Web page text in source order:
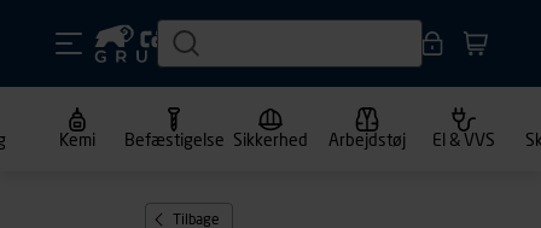
Kemi Befæstigelse Sikkerhed Arbejdstøj El & VVS
Tilbage